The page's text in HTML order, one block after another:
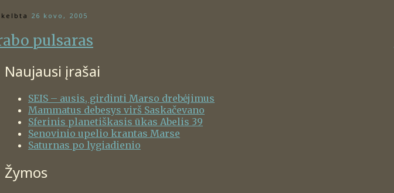
26 kovo, 2005
pulsaras
Naujausi įrašai
SEIS – ausis, girdinti Marso drebėjimus
Mammatus debesys virš Saskačevano
Sferinis planetiškasis ūkas Abelis 39
Senovinio upelio krantas Marse
Saturnas po lygiadienio
Žymos